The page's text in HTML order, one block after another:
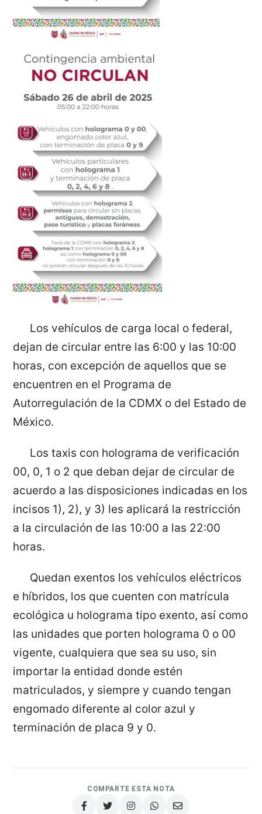
Los vehículos de carga local o federal,
dejan de circular entre las 6:00 y las 10:00
horas, con excepción de aquellos que se
encuentren en el Programa de
Autorregulación de la CDMX o del Estado de
México.
Los taxis con holograma de verificación
00, 0, 1 o 2 que deban dejar de circular de
acuerdo a las disposiciones indicadas en los
incisos 1), 2), y 3) les aplicará la restricción
a la circulación de las 10:00 a las 22:00
horas.
Quedan exentos los vehículos eléctricos
e híbridos, los que cuenten con matrícula
ecológica u holograma tipo exento, así como
las unidades que porten holograma 0 o 00
vigente, cualquiera que sea su uso, sin
importar la entidad donde estén
matriculados, y siempre y cuando tengan
engomado diferente al color azul y
terminación de placa 9 y 0.
COMPARTE ESTA NOTA